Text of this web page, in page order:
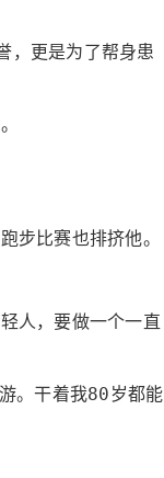
，更是为了帮身患
步比赛也排挤他。
人，要做一个一直
。干着我80岁都能